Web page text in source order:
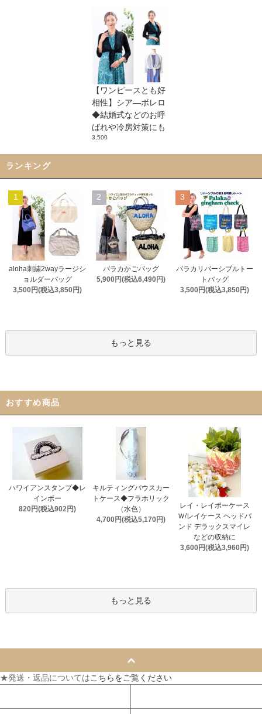
【ワンピースとも好
相性】シア―ボレロ
◆結婚式などのお呼
ばれや冷房対策にも
3,500
ランキング
1
aloha刺繍2wayラージシ
ョルダーバッグ
3,500円(税込3,850円)
2
パラカかごバッグ
5,900円(税込6,490円)
3
パラカリバーシブルトー
トバッグ
3,500円(税込3,850円)
もっと見る
おすすめ商品
ハワイアンスタンプ◆レ
インボー
820円(税込902円)
キルティングパウスカー
トケース◆フラホリック
（水色）
4,700円(税込5,170円)
レイ・レイポーケース
Ｗ/レイケース ヘッドバ
ンド デラックスマイレ
などの収納に
3,600円(税込3,960円)
もっと見る
★発送・返品についてはこちらをご覧ください